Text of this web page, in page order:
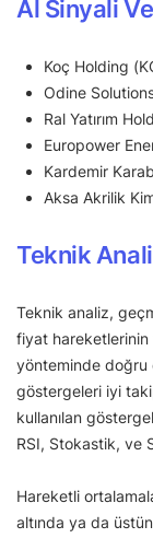
Al Sinyali
Koç Holding
Odine
Ral Yatırım
Europower
Kardemir
Aksa Akrilik
Teknik
Teknik analiz,
fiyat hareketlerinin
yönteminde doğru
göstergeleri iyi
kullanılan
RSI, Stokastik, ve
Hareketli
altında ya da